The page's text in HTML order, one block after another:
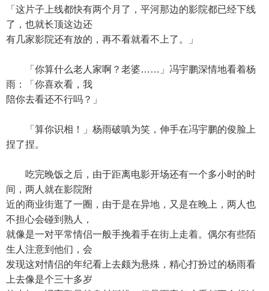
「这片子上线都快有两个月了，平河那边的影院都已经下线
了，也就长顶这边还
有几家影院还有放的，再不看就看不上了。」
「你算什么老人家啊？老婆……」冯宇鹏深情地看着杨
雨：「你喜欢看，我
陪你去看还不行吗？」
「算你识相！」杨雨破嗔为笑，伸手在冯宇鹏的俊脸上
捏了捏。
吃完晚饭之后，由于距离电影开场还有一个多小时的时
间，两人就在影院附
近的商业街逛了一圈，由于是在异地，又是在晚上，两人也
不担心会碰到熟人，
就像是一对平常情侣一般手挽着手在街上走着。偶尔有些陌
生人注意到他们，会
发现这对情侣的年纪看上去颇为悬殊，精心打扮过的杨雨看
上去像是个三十多岁